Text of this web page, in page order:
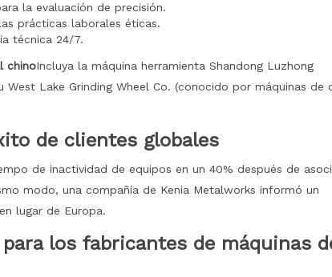
la evaluación de precisión.
prácticas laborales éticas.
técnica 24/7.
chinoIncluya la máquina herramienta Shandong Luzhong
Lake Grinding Wheel Co. (conocido por máquinas de
de clientes globales
de inactividad de equipos en un 40% después de
modo, una compañía de Kenia Metalworks informó un
lugar de Europa.
los fabricantes de máquinas